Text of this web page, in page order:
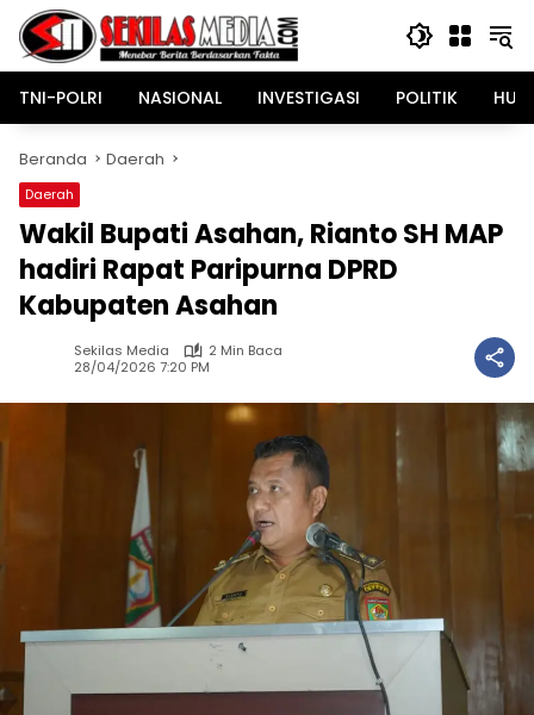
Langsung
konten
TNI-POLRI
NASIONAL INVESTIGASI POLITIK
Beranda Daerah
Daerah
Wakil Bupati Asahan, Rianto SH MAP
hadiri Rapat Paripurna DPRD
Kabupaten Asahan
Sekilas Media
2 Min Baca
28/04/2026 7:20 PM